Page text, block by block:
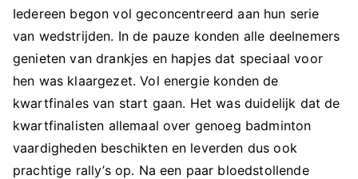
Iedereen begon vol geconcentreerd aan hun serie
van wedstrijden. In de pauze konden alle deelnemers
genieten van drankjes en hapjes dat speciaal voor
hen was klaargezet. Vol energie konden de
kwartfinales van start gaan. Het was duidelijk dat de
kwartfinalisten allemaal over genoeg badminton
vaardigheden beschikten en leverden dus ook
prachtige rally’s op. Na een paar bloedstollende